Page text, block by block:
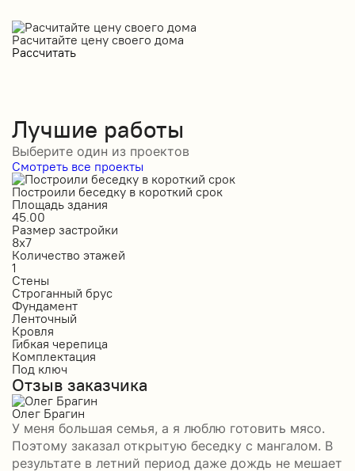
Расчитайте цену своего дома
Рассчитать
Лучшие работы
Выберите один из проектов
Смотреть все проекты
Построили беседку в короткий срок
Площадь здания
45.00
Размер застройки
8х7
Количество этажей
1
Стены
Строганный брус
Фундамент
Ленточный
Кровля
Гибкая черепица
Комплектация
Под ключ
Отзыв заказчика
Олег Брагин
У меня большая семья, а я люблю готовить мясо.
Поэтому заказал открытую беседку с мангалом. В
результате в летний период даже дождь не мешает